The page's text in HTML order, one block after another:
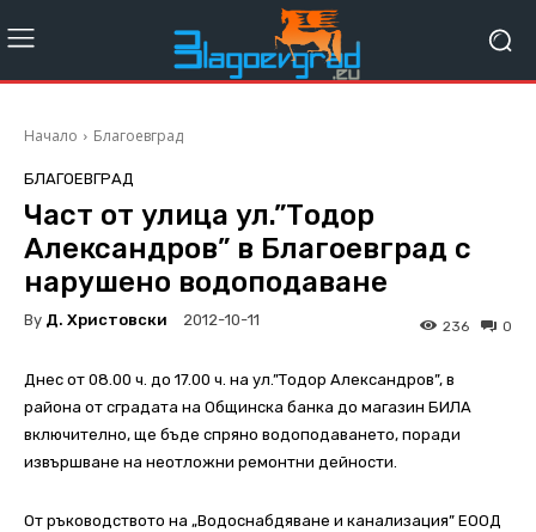
Начало Благоевград
БЛАГОЕВГРАД
Част от улица ул.”Тодор
Александров” в Благоевград с
нарушено водоподаване
By Д. Христовски 2012-10-11 0
236
Днес от 08.00 ч. до 17.00 ч. на ул.”Тодор Александров”, в
района от сградата на Общинска банка до магазин БИЛА
включително, ще бъде спряно водоподаването, поради
извършване на неотложни ремонтни дейности.
От ръководството на „Водоснабдяване и канализация” ЕООД